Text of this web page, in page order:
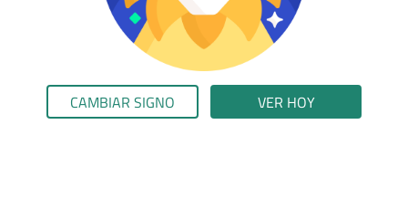
CAMBIAR SIGNO VER HOY